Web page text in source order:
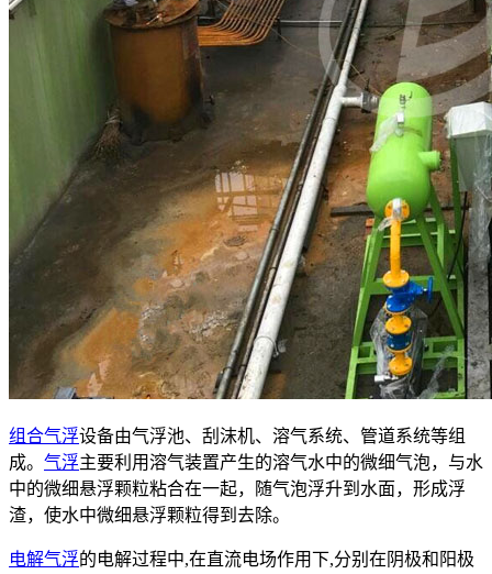
组合气浮设备由气浮池、刮沫机、溶气系统、管道系统等组
成。 气浮主要利用溶气装置产生的溶气水中的微细气泡，与水
中的微细悬浮颗粒粘合在一起，随气泡浮升到水面，形成浮
渣，使水中微细悬浮颗粒得到去除。
电解气浮的电解过程中,在直流电场作用下,分别在阴极和阳极